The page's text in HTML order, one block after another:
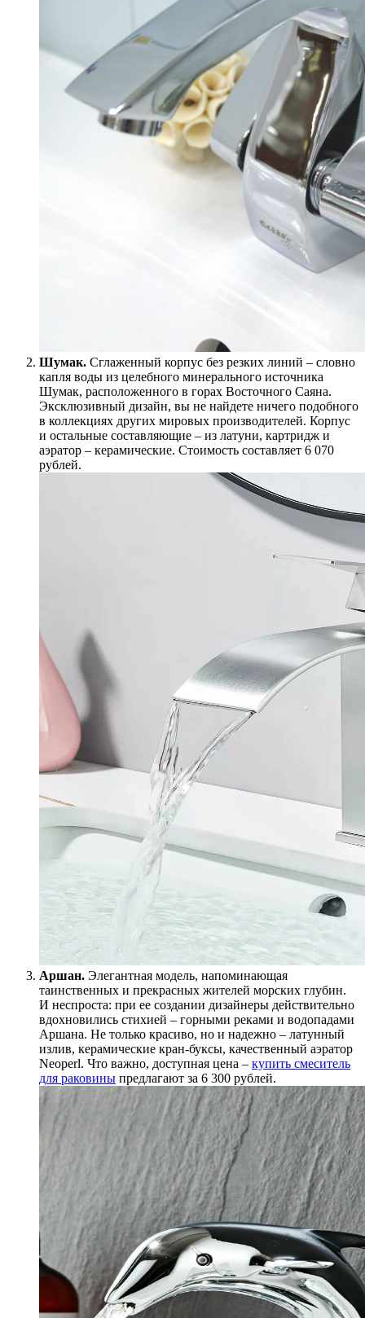
Шумак. Сглаженный корпус без резких линий – словно
капля воды из целебного минерального источника
Шумак, расположенного в горах Восточного Саяна.
Эксклюзивный дизайн, вы не найдете ничего подобного
в коллекциях других мировых производителей. Корпус
и остальные составляющие – из латуни, картридж и
аэратор – керамические. Стоимость составляет 6 070
рублей.
Аршан. Элегантная модель, напоминающая
таинственных и прекрасных жителей морских глубин.
И неспроста: при ее создании дизайнеры действительно
вдохновились стихией – горными реками и водопадами
Аршана. Не только красиво, но и надежно – латунный
излив, керамические кран-буксы, качественный аэратор
Neoperl. Что важно, доступная цена – купить смеситель
для раковины предлагают за 6 300 рублей.